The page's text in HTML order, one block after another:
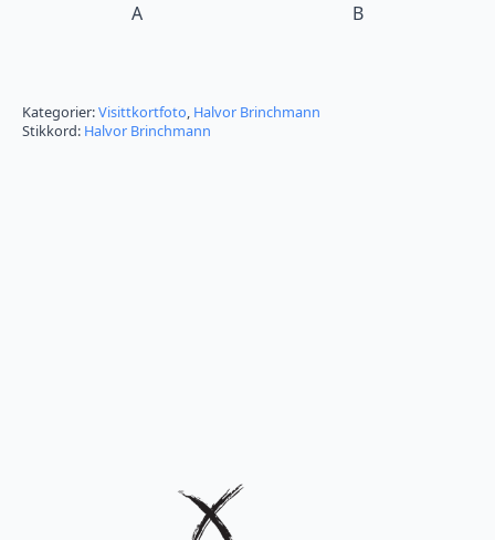
A B
Kategorier:Visittkortfoto, Halvor Brinchmann
Stikkord: Halvor Brinchmann